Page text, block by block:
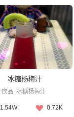
冰糖杨梅汁
饮品 冰糖杨梅汁
1.54W 0.72K